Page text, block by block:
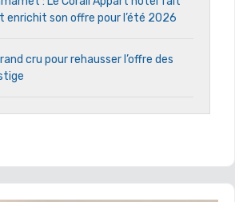
enrichit son offre pour l’été 2026
cru pour rehausser l’offre des